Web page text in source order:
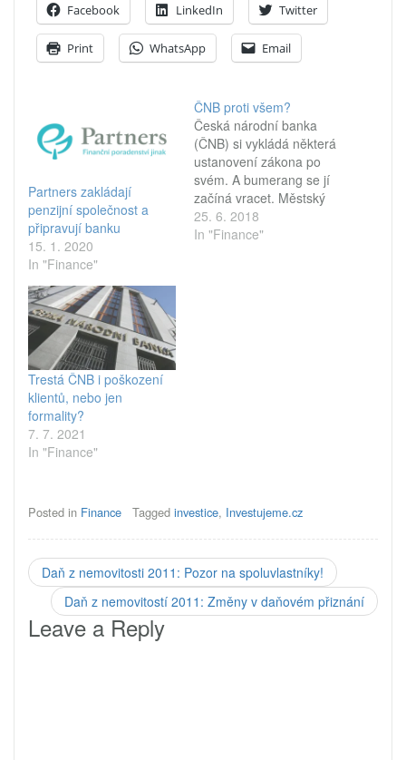
Facebook LinkedIn Twitter
Print WhatsApp Email
Partners zakládají
penzijní společnost a
připravují banku
15. 1. 2020
In "Finance"
ČNB proti všem?
Česká národní banka
(ČNB) si vykládá některá
ustanovení zákona po
svém. A bumerang se jí
začíná vracet. Městský
soud v Praze jí hodil na
hlavu odebrání licence
25. 6. 2018
In "Finance"
Trestá ČNB i poškození
klientů, nebo jen
formality?
7. 7. 2021
In "Finance"
Posted in Finance Tagged investice, Investujeme.cz
Daň z nemovitosti 2011: Pozor na spoluvlastníky!
Daň z nemovitostí 2011: Změny v daňovém přiznání
Leave a Reply